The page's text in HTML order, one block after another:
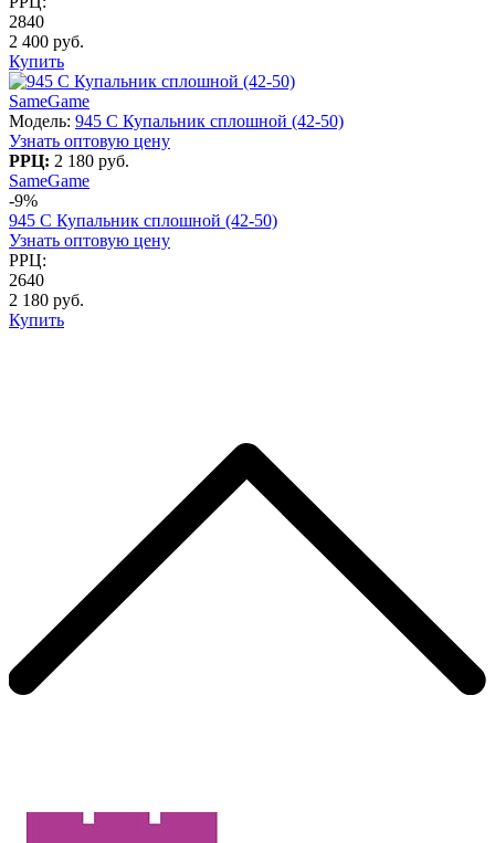
2840
2 400 руб.
Купить
SameGame
Модель: 945 C Купальник сплошной (42-50)
Узнать оптовую цену
РРЦ: 2 180 руб.
SameGame
-9%
945 C Купальник сплошной (42-50)
Узнать оптовую цену
РРЦ:
2640
2 180 руб.
Купить